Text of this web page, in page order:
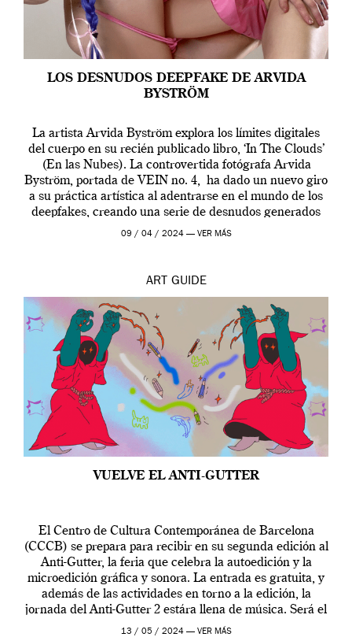
LOS DESNUDOS DEEPFAKE DE ARVIDA
BYSTRÖM
La artista Arvida Byström explora los límites digitales
del cuerpo en su recién publicado libro, ‘In The Clouds’
(En las Nubes). La controvertida fotógrafa Arvida
Byström, portada de VEIN no. 4, ha dado un nuevo giro
a su práctica artística al adentrarse en el mundo de los
deepfakes, creando una serie de desnudos generados
por […]
09 / 04 / 2024 — VER MÁS
ART GUIDE
VUELVE EL ANTI-GUTTER
El Centro de Cultura Contemporánea de Barcelona
(CCCB) se prepara para recibir en su segunda edición al
Anti-Gutter, la feria que celebra la autoedición y la
microedición gráfica y sonora. La entrada es gratuita, y
además de las actividades en torno a la edición, la
jornada del Anti-Gutter 2 estára llena de música. Será el
[…]
13 / 05 / 2024 — VER MÁS